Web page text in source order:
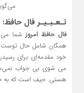
تـعـبـیـر فال حافظ:
فال حافظ امروزشما می
همگان شامل حال توست.
خود مقدمه‌ای برای
می شوی بی جواب
هستی. حیف است که به